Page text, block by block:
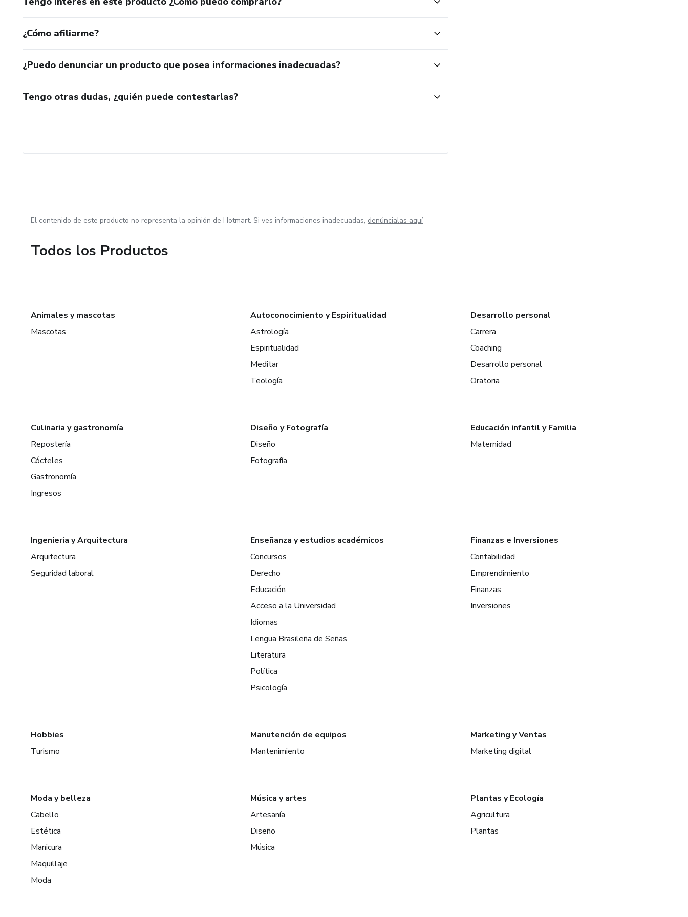
¿Cómo afiliarme?
¿Puedo denunciar un producto que posea informaciones inadecuadas?
Tengo otras dudas, ¿quién puede contestarlas?
El contenido de este producto no representa la opinión de Hotmart. Si ves informaciones inadecuadas, denúncialas aquí
Todos los Productos
Animales y mascotas
Mascotas
Autoconocimiento y Espiritualidad
Astrología
Espiritualidad
Meditar
Teología
Desarrollo personal
Carrera
Coaching
Desarrollo personal
Oratoria
Culinaria y gastronomía
Repostería
Cócteles
Gastronomía
Ingresos
Diseño y Fotografía
Diseño
Fotografía
Educación infantil y Familia
Maternidad
Ingeniería y Arquitectura
Arquitectura
Seguridad laboral
Enseñanza y estudios académicos
Concursos
Derecho
Educación
Acceso a la Universidad
Idiomas
Lengua Brasileña de Señas
Literatura
Política
Psicología
Finanzas e Inversiones
Contabilidad
Emprendimiento
Finanzas
Inversiones
Hobbies
Turismo
Manutención de equipos
Mantenimiento
Marketing y Ventas
Marketing digital
Moda y belleza
Cabello
Estética
Manicura
Maquillaje
Moda
Música y artes
Artesanía
Diseño
Música
Plantas y Ecología
Agricultura
Plantas